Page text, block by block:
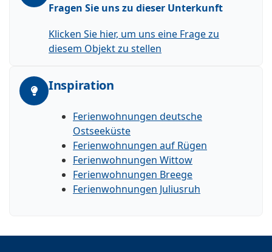
Fragen Sie uns zu dieser Unterkunft
Klicken Sie hier, um uns eine Frage zu
diesem Objekt zu stellen
Inspiration
Ferienwohnungen deutsche
Ostseeküste
Ferienwohnungen auf Rügen
Ferienwohnungen Wittow
Ferienwohnungen Breege
Ferienwohnungen Juliusruh